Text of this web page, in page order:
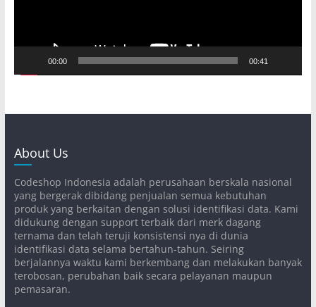
00:00 00:41
About Us
Codeshop Indonesia adalah perusahaan berskala nasional
yang bergerak dibidang penjualan semua kebutuhan
produk yang berkaitan dengan solusi identifikasi data. Kami
didukung dengan support terbaik dari merk dagang
ternama dan telah teruji konsistensi nya di dunia
identifikasi data selama bertahun-tahun. Seiring
berjalannya waktu kami berkembang dan melakukan banyak
terobosan, perubahan baik secara pelayanan maupun
pemasaran.